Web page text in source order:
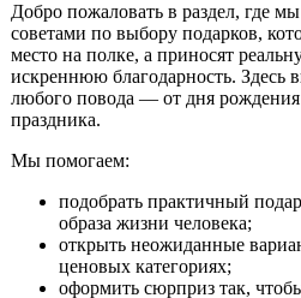
Добро пожаловать в раздел, где
советами по выбору подарков,
место на полке, а приносят
искреннюю благодарность. Здесь
любого повода — от дня
праздника.
Мы помогаем:
подобрать практичный
образа жизни человека;
открыть неожиданные
ценовых категориях;
оформить сюрприз так,